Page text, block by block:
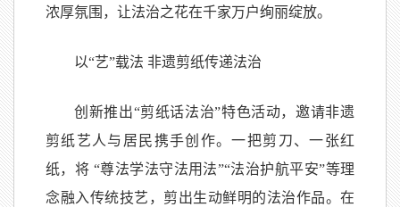
浓厚氛围，让法治之花在千家万户绚丽绽放。
以“艺”载法 非遗剪纸传递法治
创新推出“剪纸话法治”特色活动，邀请非遗
剪纸艺人与居民携手创作。一把剪刀、一张红
纸，将 “尊法学法守法用法”“法治护航平安”等理
念融入传统技艺，剪出生动鲜明的法治作品。在